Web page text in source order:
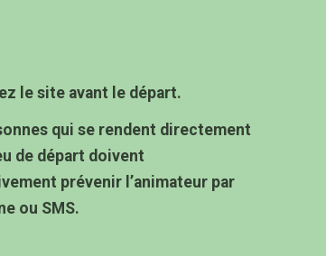
le site avant le départ.
qui se rendent directement
de départ doivent
prévenir l’animateur par
ou SMS.